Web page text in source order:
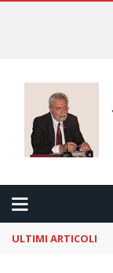
ULTIMI ARTICOLI